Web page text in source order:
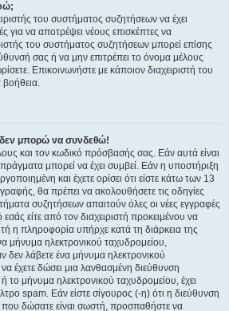
του συστήματος συζητήσεων να έχει
για να αποτρέψει νέους επισκέπτες να
του συστήματος συζητήσεων μπορεί επίσης
σας ή να μην επιτρέπει το όνομα μέλους
Επικοινωνήστε με κάποιον διαχειριστή του
μπορώ να συνδεθώ!
και τον κωδικό πρόσβασής σας. Εάν αυτά είναι
μπορεί να έχει συμβεί. Εάν η υποστήριξη
και έχετε ορίσει ότι είστε κάτω των 13
θα πρέπει να ακολουθήσετε τις οδηγίες
συζητήσεων απαιτούν όλες οι νέες εγγραφές
είτε από τον διαχειριστή προκειμένου να
η πληροφορία υπήρχε κατά τη διάρκεια της
μήνυμα ηλεκτρονικού ταχυδρομείου,
δεν λάβετε ένα μήνυμα ηλεκτρονικού
έχετε δώσει μια λανθασμένη διεύθυνση
το μήνυμα ηλεκτρονικού ταχυδρομείου, έχει
spam. Εάν είστε σίγουρος (-η) ότι η διεύθυνση
που δώσατε είναι σωστή, προσπαθήστε να